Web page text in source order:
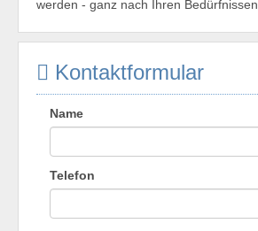
werden - ganz nach Ihren Bedürfnissen.
Kontaktformular
Name
Telefon